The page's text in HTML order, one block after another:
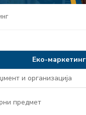
Еко-маркетинг
и организација
предмет